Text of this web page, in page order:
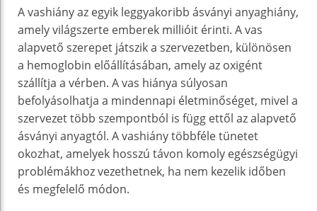
A vashiány az egyik leggyakoribb ásványi anyaghiány,
amely világszerte emberek millióit érinti. A vas
alapvető szerepet játszik a szervezetben, különösen
a hemoglobin előállításában, amely az oxigént
szállítja a vérben. A vas hiánya súlyosan
befolyásolhatja a mindennapi életminőséget, mivel a
szervezet több szempontból is függ ettől az alapvető
ásványi anyagtól. A vashiány többféle tünetet
okozhat, amelyek hosszú távon komoly egészségügyi
problémákhoz vezethetnek, ha nem kezelik időben
és megfelelő módon.